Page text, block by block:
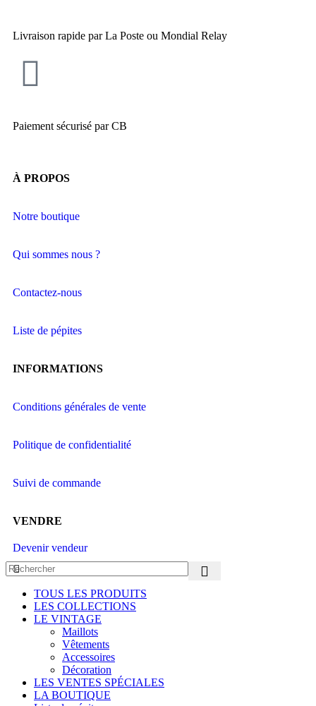
Livraison rapide par La Poste ou Mondial Relay
Paiement sécurisé par CB
À PROPOS
Notre boutique
Qui sommes nous ?
Contactez-nous
Liste de pépites
INFORMATIONS
Conditions générales de vente
Politique de confidentialité
Suivi de commande
VENDRE
Devenir vendeur
TOUS LES PRODUITS
LES COLLECTIONS
LE VINTAGE
Maillots
Vêtements
Accessoires
Décoration
LES VENTES SPÉCIALES
LA BOUTIQUE